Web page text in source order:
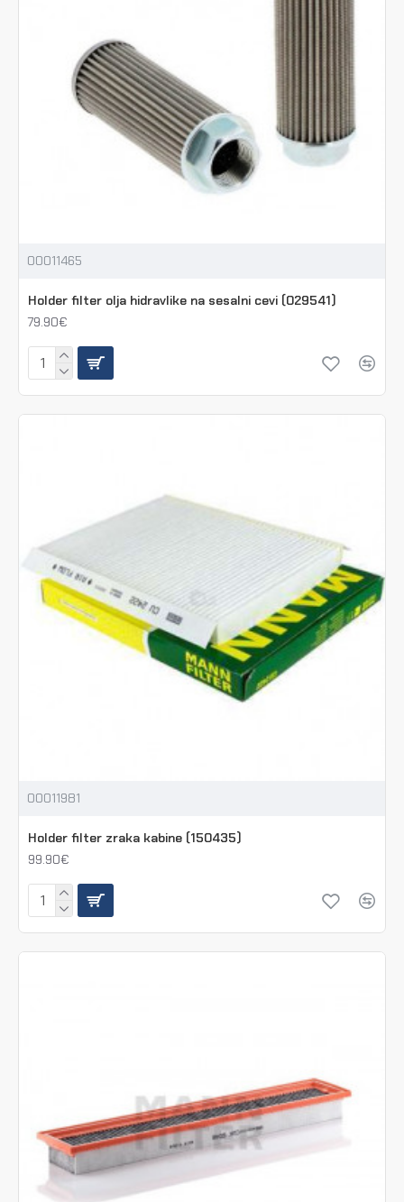
00011465
Holder filter olja hidravlike na sesalni cevi (029541)
79.90€
00011981
Holder filter zraka kabine (150435)
99.90€